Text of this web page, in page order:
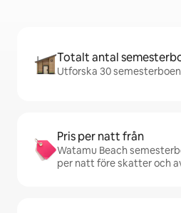
Totalt antal
Utforska 30
Pris per natt från
Watamu Beach
per natt före skatter och